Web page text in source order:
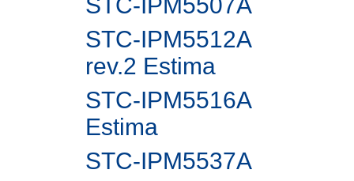
STC-IPM5512A
rev.2 Estima
STC-IPM5516A
Estima
STC-IPM5537A